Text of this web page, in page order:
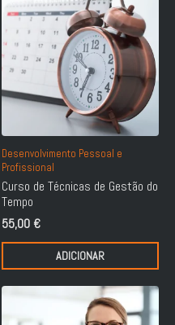
Desenvolvimento Pessoal e
Profissional
Curso de Técnicas de Gestão do
Tempo
55,00 €
ADICIONAR